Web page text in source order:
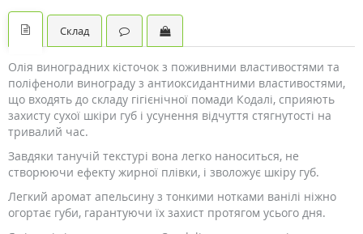
Склад
Олія виноградних кісточок з поживними властивостями та
поліфеноли винограду з антиоксидантними властивостями,
що входять до складу гігієнічної помади Кодалі, сприяють
захисту сухої шкіри губ і усунення відчуття стягнутості на
тривалий час.
Завдяки танучій текстурі вона легко наноситься, не
створюючи ефекту жирної плівки, і зволожує шкіру губ.
Легкий аромат апельсину з тонкими нотками ванілі ніжно
огортає губи, гарантуючи їх захист протягом усього дня.